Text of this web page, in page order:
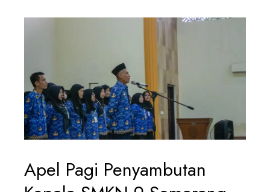
Apel Pagi Penyambutan